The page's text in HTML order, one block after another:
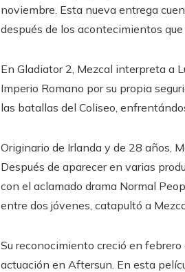
noviembre. Esta nueva entrega
después de los acontecimientos
En Gladiator 2, Mezcal interpreta a
Imperio Romano por su propia
las batallas del Coliseo,
Originario de Irlanda y de 28 años,
Después de aparecer en varias
con el aclamado drama Normal
entre dos jóvenes, catapultó a
Su reconocimiento creció en
actuación en Aftersun. En esta